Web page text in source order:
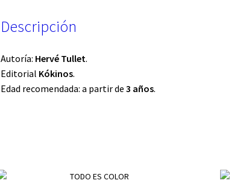
Descripción
Autoría: Hervé Tullet.
Editorial Kókinos.
Edad recomendada: a partir de 3 años.